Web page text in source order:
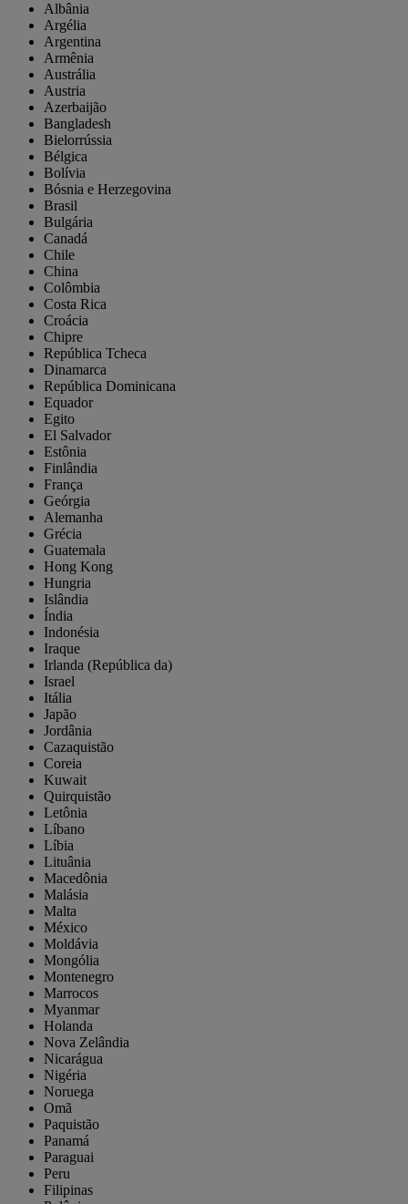
Albânia
Argélia
Argentina
Armênia
Austrália
Austria
Azerbaijão
Bangladesh
Bielorrússia
Bélgica
Bolívia
Bósnia e Herzegovina
Brasil
Bulgária
Canadá
Chile
China
Colômbia
Costa Rica
Croácia
Chipre
República Tcheca
Dinamarca
República Dominicana
Equador
Egito
El Salvador
Estônia
Finlândia
França
Geórgia
Alemanha
Grécia
Guatemala
Hong Kong
Hungria
Islândia
Índia
Indonésia
Iraque
Irlanda (República da)
Israel
Itália
Japão
Jordânia
Cazaquistão
Coreia
Kuwait
Quirquistão
Letônia
Líbano
Líbia
Lituânia
Macedônia
Malásia
Malta
México
Moldávia
Mongólia
Montenegro
Marrocos
Myanmar
Holanda
Nova Zelândia
Nicarágua
Nigéria
Noruega
Omã
Paquistão
Panamá
Paraguai
Peru
Filipinas